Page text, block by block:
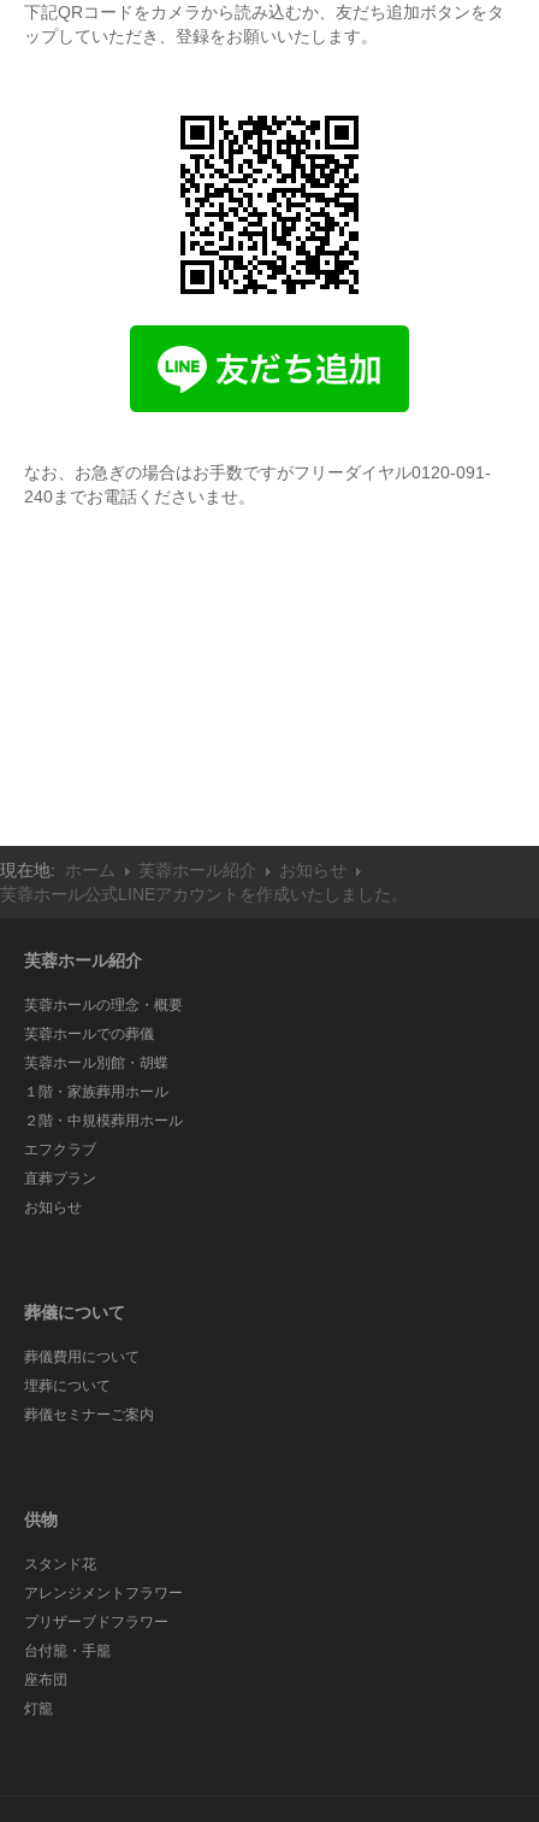
灯籠
下記QRコードをカメラから読み込むか、友だち追加ボタンをタ
ップしていただき、登録をお願いいたします。
なお、お急ぎの場合はお手数ですがフリーダイヤル0120-091-
240までお電話くださいませ。
現在地: ホーム 芙蓉ホール紹介
お知らせ
芙蓉ホール公式LINEアカウントを作成いたしました。
芙蓉ホール紹介
芙蓉ホールの理念・概要
芙蓉ホールでの葬儀
芙蓉ホール別館・胡蝶
１階・家族葬用ホール
２階・中規模葬用ホール
エフクラブ
直葬プラン
お知らせ
葬儀について
葬儀費用について
埋葬について
葬儀セミナーご案内
供物
スタンド花
アレンジメントフラワー
プリザーブドフラワー
台付籠・手籠
座布団
灯籠